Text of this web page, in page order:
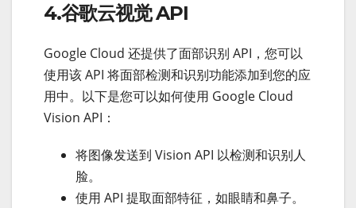
4.谷歌云视觉 API
Google Cloud 还提供了面部识别 API，您可以
使用该 API 将面部检测和识别功能添加到您的应
用中。以下是您可以如何使用 Google Cloud
Vision API：
将图像发送到 Vision API 以检测和识别人
脸。
使用 API 提取面部特征，如眼睛和鼻子。